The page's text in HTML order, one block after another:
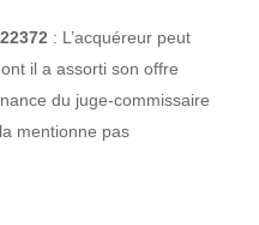
: L’acquéreur peut
il a assorti son offre
du juge-commissaire
mentionne pas